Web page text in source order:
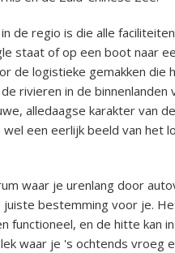
de regio is die alle
staat of op een boot naar
de logistieke gemakken die
rivieren in de binnenlanden
alledaagse karakter van
een eerlijk beeld van het
waar je urenlang door
juiste bestemming voor je.
functioneel, en de hitte kan
waar je 's ochtends vroeg